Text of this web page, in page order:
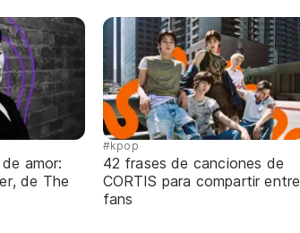
amor:
de The
#kpop
42 frases de canciones de
CORTIS para compartir entre
fans